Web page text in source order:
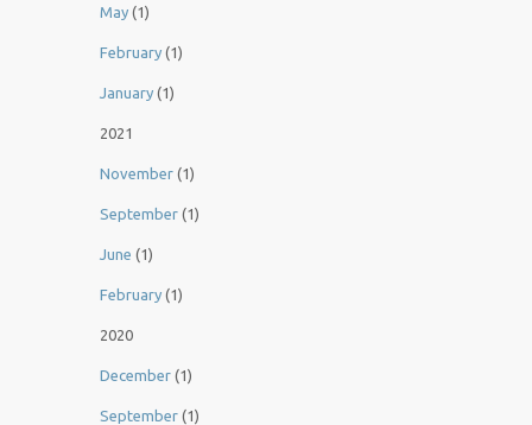
May (1)
February (1)
January (1)
2021
November (1)
September (1)
June (1)
February (1)
2020
December (1)
September (1)